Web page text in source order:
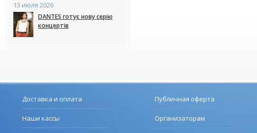
13 июля 2026
DANTES готує нову серію
концертів
Доставка и оплата
Наши кассы
Публичная оферта
Организаторам